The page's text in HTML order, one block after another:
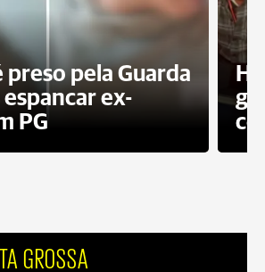
preso pela Guarda
ex-
PG
GROSSA